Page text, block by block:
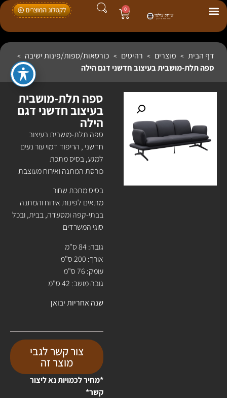
0
דף הבית > מוצרים > רהיטים > כורסאות/ספות/פינות ישיבה >
ספה תלת-מושבית בעיצוב חדשני דגם הילה
ספה תלת-מושבית
בעיצוב חדשני דגם
הילה
ספה תלת-מושבית בעיצוב
חדשני , הריפוד דמוי עור נעים
למגע, בסיס מתכת
כורסת המתנה ואירוח מעוצבת
בסיס מתכת שחור
מתאים לפינות אירוח והמתנה
בבתי-קפה ומסעדה, בבית, ובכל
סוגי המשרדים
גובה: 84 ס"מ
אורך: 200 ס"מ
עומק: 76 ס"מ
גובה מושב: 42 ס"מ
שנה אחריות יבואן
צור קשר לגבי
מוצר זה
*מחיר לכמויות נא ליצור
קשר*